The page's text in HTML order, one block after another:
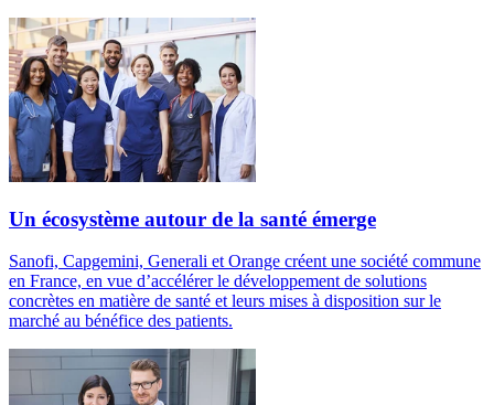
Un écosystème autour de la santé émerge
Sanofi, Capgemini, Generali et Orange créent une société commune
en France, en vue d’accélérer le développement de solutions
concrètes en matière de santé et leurs mises à disposition sur le
marché au bénéfice des patients.